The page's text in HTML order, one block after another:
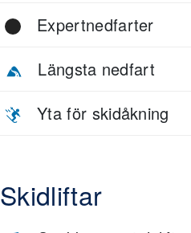
Expertnedfarter
Längsta nedfart
Yta för skidåkning
Skidliftar